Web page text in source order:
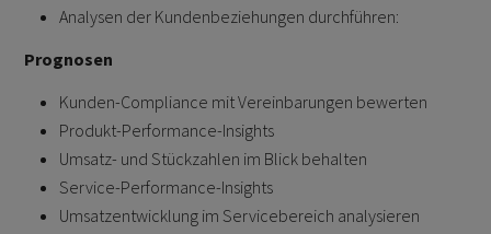
Analysen der Kundenbeziehungen durchführen:
Prognosen
Kunden-Compliance mit Vereinbarungen bewerten
Produkt-Performance-Insights
Umsatz- und Stückzahlen im Blick behalten
Service-Performance-Insights
Umsatzentwicklung im Servicebereich analysieren